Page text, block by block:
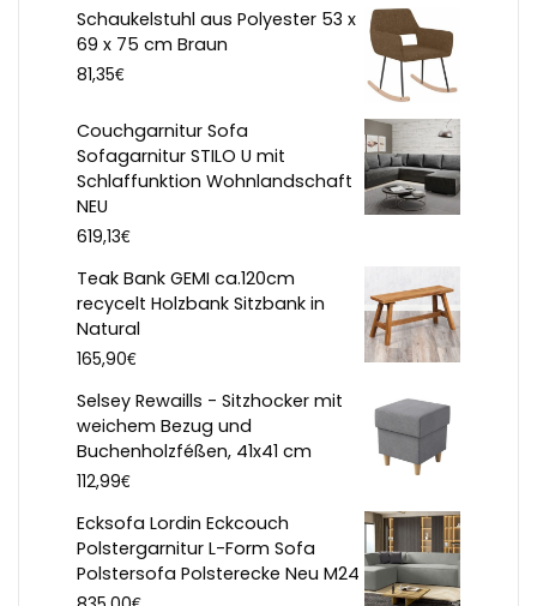
Schaukelstuhl aus Polyester 53 x
69 x 75 cm Braun
81,35€
Couchgarnitur Sofa
Sofagarnitur STILO U mit
Schlaffunktion Wohnlandschaft
NEU
619,13€
Teak Bank GEMI ca.120cm
recycelt Holzbank Sitzbank in
Natural
165,90€
Selsey Rewaills - Sitzhocker mit
weichem Bezug und
Buchenholzféßen, 41x41 cm
112,99€
Ecksofa Lordin Eckcouch
Polstergarnitur L-Form Sofa
Polstersofa Polsterecke Neu M24